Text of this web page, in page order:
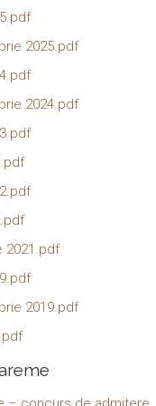
2025.pdf
2024.pdf
2021.pdf
2019.pdf